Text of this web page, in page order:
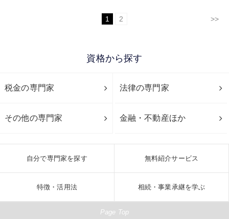
1 2 >>
資格から探す
税金の専門家 法律の専門家
その他の専門家 金融・不動産ほか
自分で専門家を探す 無料紹介サービス
特徴・活用法 相続・事業承継を学ぶ
Page Top